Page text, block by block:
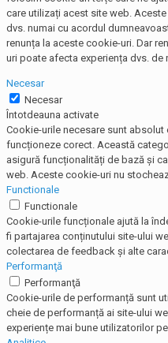
care utilizați acest site web.
dvs. numai cu acordul
renunța la aceste cookie-uri. Dar
uri poate afecta experiența dvs. de
Necesar
Necesar
Întotdeauna activate
Cookie-urile necesare sunt
funcționeze corect. Această
asigură funcționalități de bază și
web. Aceste cookie-uri nu
Functionale
Functionale
Cookie-urile funcționale ajută la
fi partajarea conținutului site-ului
colectarea de feedback și alte
Performanţă
Performanţă
Cookie-urile de performanță sunt
cheie de performanță ai site-ului
experiențe mai bune utilizatorilor